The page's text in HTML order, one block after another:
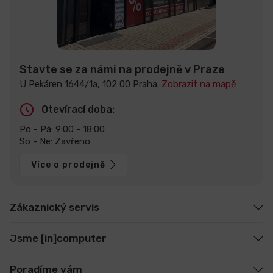
Stavte se za námi na prodejně v Praze
U Pekáren 1644/1a, 102 00 Praha. Zobrazit na mapě
Otevírací doba:
Po - Pá: 9:00 - 18:00
So - Ne: Zavřeno
Více o prodejně
Zákaznický servis
Jsme [in]computer
Poradíme vám